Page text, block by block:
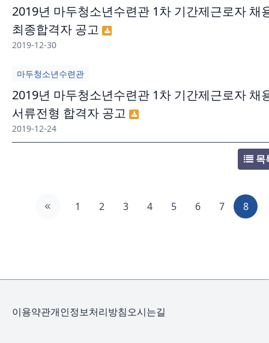
2019년 마두청소년수련관 1차 기간제근로자 채
최종합격자 공고
2019-12-30
마두청소년수련관
2019년 마두청소년수련관 1차 기간제근로자 채
서류전형 합격자 공고
2019-12-24
목
1 2 3 4 5 6 7 8
이용약관개인정보처리방침오시는길